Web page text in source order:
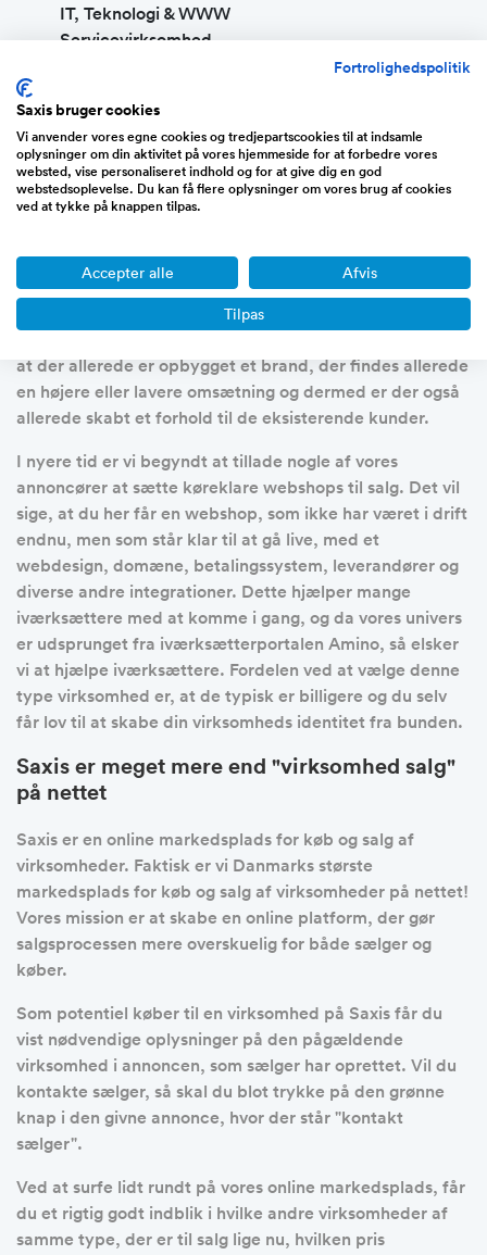
IT, Teknologi & WWW
Servicevirksomhed
Køb af eksisterende virksomhed eller køb en
færdig- og køreklar webshop
Som tidligere skrevet, så sættes der mange forskellige
de fleste virksomheder er veldrevne virksomheder, der
er blevet sat til salg, fordi at ejerne gerne vil prøve noget
nyt, har fokus på andre forretninger eller noget helt
at der allerede er opbygget et brand, der findes allerede
en højere eller lavere omsætning og dermed er der også
allerede skabt et forhold til de eksisterende kunder.
I nyere tid er vi begyndt at tillade nogle af vores
annoncører at sætte køreklare webshops til salg. Det vil
sige, at du her får en webshop, som ikke har været i drift
endnu, men som står klar til at gå live, med et
webdesign, domæne, betalingssystem, leverandører og
diverse andre integrationer. Dette hjælper mange
iværksættere med at komme i gang, og da vores univers
er udsprunget fra iværksætterportalen Amino, så elsker
vi at hjælpe iværksættere. Fordelen ved at vælge denne
type virksomhed er, at de typisk er billigere og du selv
får lov til at skabe din virksomheds identitet fra bunden.
Saxis er meget mere end "virksomhed salg"
på nettet
Saxis er en online markedsplads for køb og salg af
virksomheder. Faktisk er vi Danmarks største
markedsplads for køb og salg af virksomheder på nettet!
Vores mission er at skabe en online platform, der gør
salgsprocessen mere overskuelig for både sælger og
køber.
Som potentiel køber til en virksomhed på Saxis får du
vist nødvendige oplysninger på den pågældende
virksomhed i annoncen, som sælger har oprettet. Vil du
kontakte sælger, så skal du blot trykke på den grønne
knap i den givne annonce, hvor der står "kontakt
sælger".
Ved at surfe lidt rundt på vores online markedsplads, får
du et rigtig godt indblik i hvilke andre virksomheder af
samme type, der er til salg lige nu, hvilken pris
Fortrolighedspolitik
Saxis bruger cookies
Vi anvender vores egne cookies og tredjepartscookies til at indsamle
oplysninger om din aktivitet på vores hjemmeside for at forbedre vores
websted, vise personaliseret indhold og for at give dig en god
webstedsoplevelse. Du kan få flere oplysninger om vores brug af cookies
ved at tykke på knappen tilpas.
Accepter alle Afvis
Tilpas